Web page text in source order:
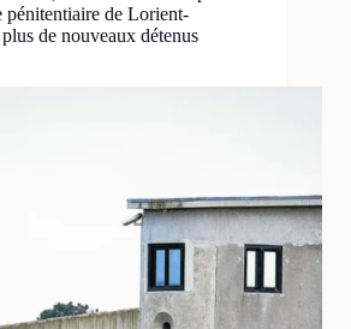
pénitentiaire de Lorient-
de nouveaux détenus